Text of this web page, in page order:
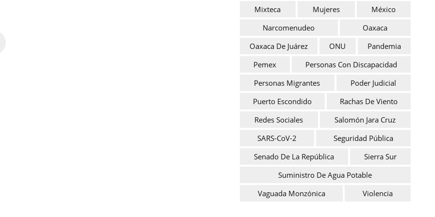
Mixteca
Mujeres
México
Narcomenudeo
Oaxaca
Oaxaca De Juárez
ONU
Pandemia
Pemex
Personas Con Discapacidad
Personas Migrantes
Poder Judicial
Puerto Escondido
Rachas De Viento
Redes Sociales
Salomón Jara Cruz
SARS-CoV-2
Seguridad Pública
Senado De La República
Sierra Sur
Suministro De Agua Potable
Vaguada Monzónica
Violencia